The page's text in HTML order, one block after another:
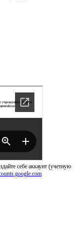
себе аккаунт (учетную